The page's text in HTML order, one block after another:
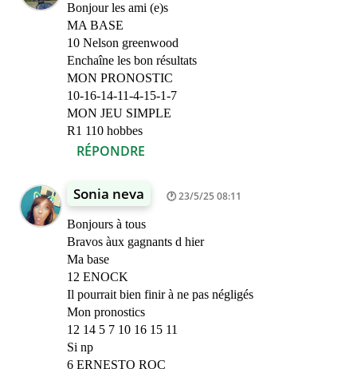
Bonjour les ami (e)s
MA BASE
10 Nelson greenwood
Enchaîne les bon résultats
MON PRONOSTIC
10-16-14-11-4-15-1-7
MON JEU SIMPLE
R1 110 hobbes
RÉPONDRE
Sonia neva 23/5/25 08:11
Bonjours à tous
Bravos àux gagnants d hier
Ma base
12 ENOCK
Il pourrait bien finir à ne pas négligés
Mon pronostics
12 14 5 7 10 16 15 11
Si np
6 ERNESTO ROC